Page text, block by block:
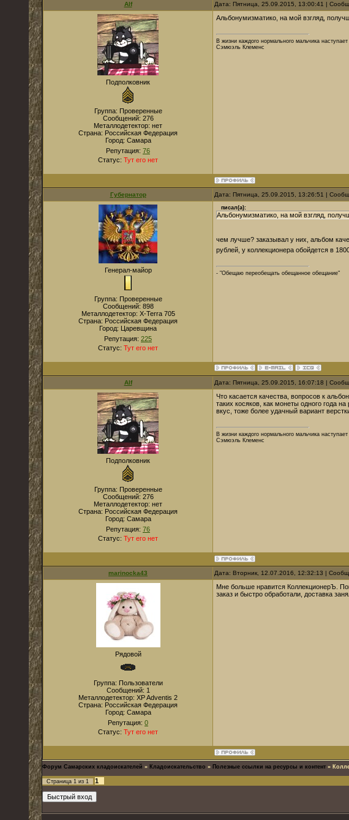
Alf Дата: Пятница, 25.09.2015, 13:00:41 |
Подполковник
Группа: Проверенные
Сообщений: 276
Металлодетектор: нет
Страна: Российская Федерация
Город: Самара
Репутация: 76
Статус: Тут его нет
Альбонумизматико, на мой взгляд,
В жизни каждого нормального мальчика
Сэмюэль Клеменс
Губернатор Дата: Пятница, 25.09.2015, 13:26:51 |
Генерал-майор
Группа: Проверенные
Сообщений: 898
Металлодетектор: X-Terra 705
Страна: Российская Федерация
Город: Царевщина
Репутация: 225
Статус: Тут его нет
писал(а):
Альбонумизматико, на мой взгляд,
чем лучше? заказывал у них, альбом
рублей, у коллекционера обойдется в
- "Обещаю переобещать обещанное обещание"
Alf Дата: Пятница, 25.09.2015, 16:07:18 |
Подполковник
Группа: Проверенные
Сообщений: 276
Металлодетектор: нет
Страна: Российская Федерация
Город: Самара
Репутация: 76
Статус: Тут его нет
Что касается качества, вопросов к
таких косяков, как монеты одного года
вкус, тоже более удачный вариант
В жизни каждого нормального мальчика
Сэмюэль Клеменс
marinocka43 Дата: Вторник, 12.07.2016, 12:32:13 |
Рядовой
Группа: Пользователи
Сообщений: 1
Металлодетектор: XP Adventis 2
Страна: Российская Федерация
Город: Самара
Репутация: 0
Статус: Тут его нет
Мне больше нравится КоллекционерЪ.
заказ и быстро обработали, доставка
Форум Самарских кладоискателей » Кладоискательство » Полезные ссылки на ресурсы и контент »
Страница 1 из 1 1